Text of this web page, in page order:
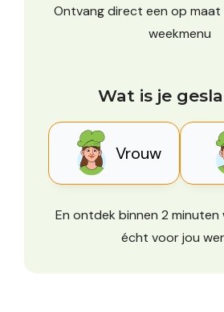
Ontvang direct een op maat
weekmenu
Wat is je
Vrouw
En ontdek binnen 2 minuten
écht voor jou